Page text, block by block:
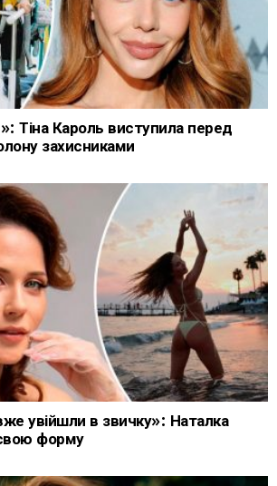
Тіна Кароль виступила перед
захисниками
увійшли в звичку»: Наталка
форму